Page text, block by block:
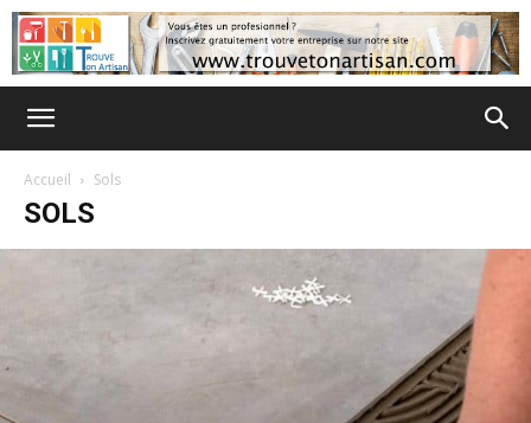
Accueil Sols
SOLS